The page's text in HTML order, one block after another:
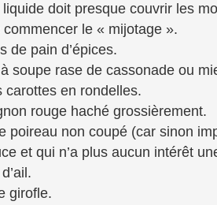
doit presque couvrir les
commencer le « mijotage ».
de pain d’épices.
soupe rase de cassonade ou
carottes en rondelles.
rouge haché grossièrement.
poireau non coupé (car sinon
et qui n’a plus aucun intérêt
girofle.